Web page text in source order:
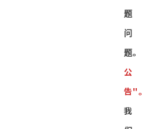
题
问
题。
公
告"。
我